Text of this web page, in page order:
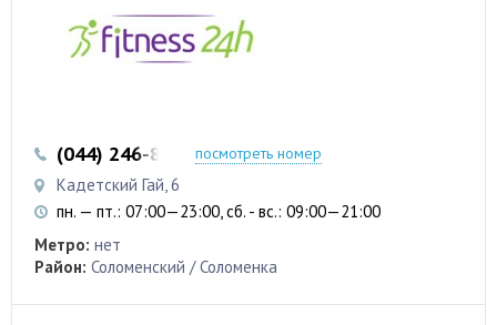
(044) 246-83-51 (096) 994-38-84
посмотреть номер
Кадетский Гай, 6
пн. — пт.: 07:00—23:00, сб. - вс.: 09:00—21:00
Метро: нет
Район: Соломенский / Соломенка